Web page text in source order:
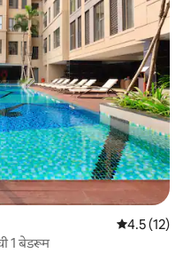
5 पैकी 4.5
4.5 (12)
1 बेडरूम